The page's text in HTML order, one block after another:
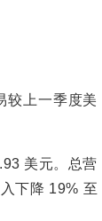
较上一季度美
美元。总营
下降 19% 至